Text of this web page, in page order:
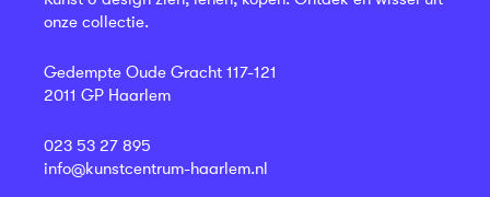
onze collectie.
Gedempte Oude Gracht 117-121
2011 GP Haarlem
023 53 27 895
info@kunstcentrum-haarlem.nl